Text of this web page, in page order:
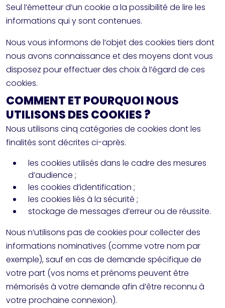
Seul l’émetteur d’un cookie a la possibilité de lire les
informations qui y sont contenues.
Nous vous informons de l’objet des cookies tiers dont
nous avons connaissance et des moyens dont vous
disposez pour effectuer des choix à l’égard de ces
cookies.
COMMENT ET POURQUOI NOUS
UTILISONS DES COOKIES ?
Nous utilisons cinq catégories de cookies dont les
finalités sont décrites ci-après.
les cookies utilisés dans le cadre des mesures
d’audience ;
les cookies d’identification ;
les cookies liés à la sécurité ;
stockage de messages d’erreur ou de réussite.
Nous n’utilisons pas de cookies pour collecter des
informations nominatives (comme votre nom par
exemple), sauf en cas de demande spécifique de
votre part (vos noms et prénoms peuvent être
mémorisés à votre demande afin d’être reconnu à
votre prochaine connexion).